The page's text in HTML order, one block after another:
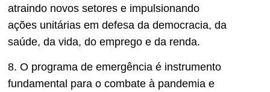
atraindo novos setores e impulsionando
ações unitárias em defesa da democracia, da
saúde, da vida, do emprego e da renda.
8. O programa de emergência é instrumento
fundamental para o combate à pandemia e